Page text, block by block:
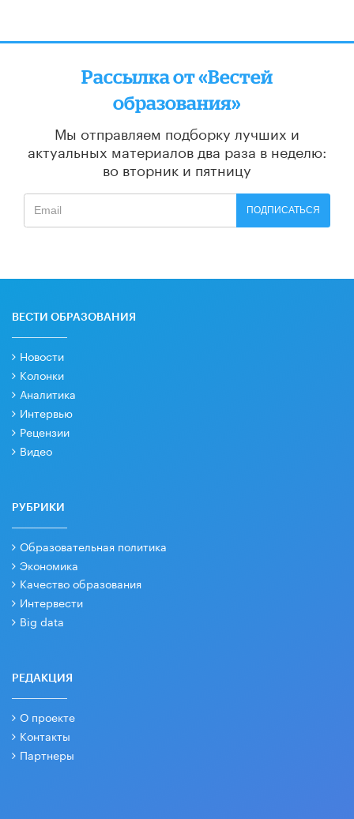
Рассылка от «Вестей
образования»
Мы отправляем подборку лучших и
актуальных материалов два раза в неделю:
во вторник и пятницу
ПОДПИСАТЬСЯ
ВЕСТИ ОБРАЗОВАНИЯ
Новости
Колонки
Аналитика
Интервью
Рецензии
Видео
РУБРИКИ
Образовательная политика
Экономика
Качество образования
Интервести
Big data
РЕДАКЦИЯ
О проекте
Контакты
Партнеры